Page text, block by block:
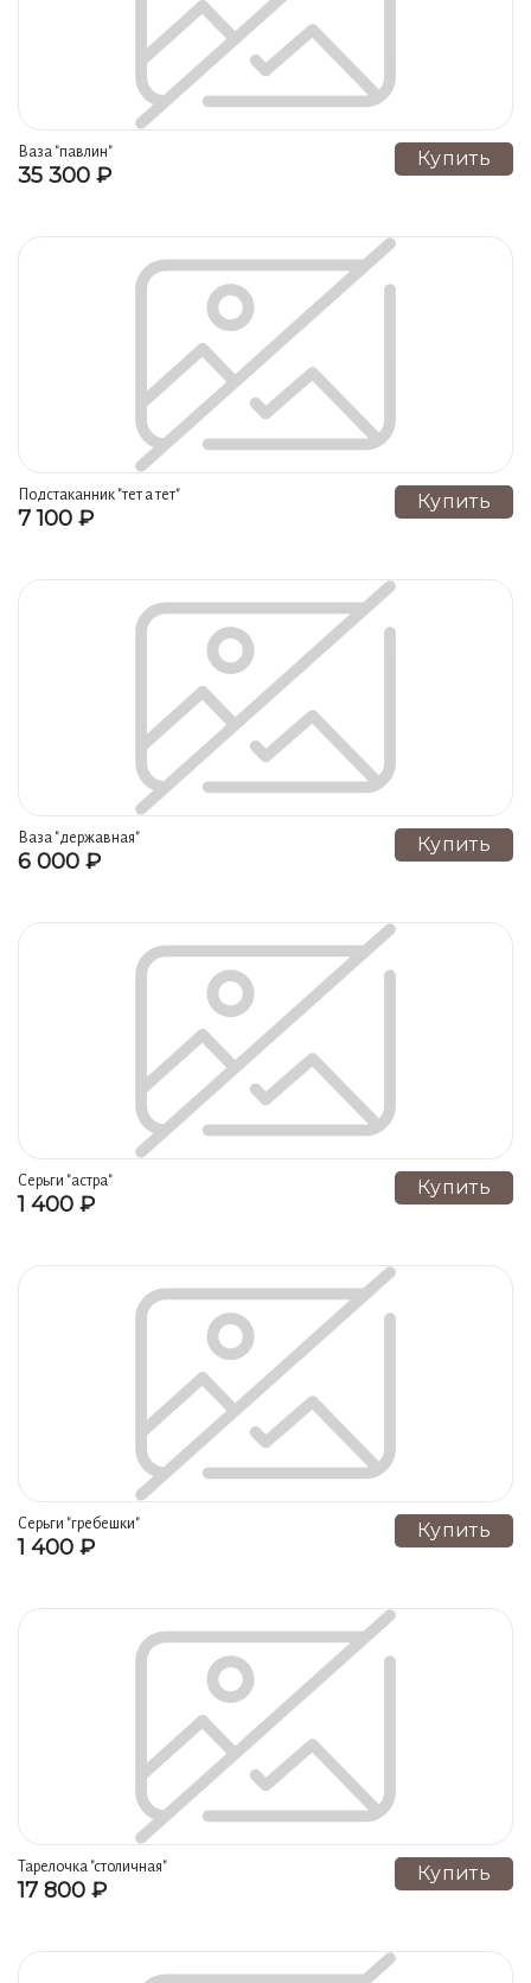
Ваза "павлин"
35 300 ₽
Купить
Подcтаканник "тет а тет"
7 100 ₽
Купить
Ваза "державная"
6 000 ₽
Купить
Cерьги "аcтра"
1 400 ₽
Купить
Cерьги "гребешки"
1 400 ₽
Купить
Тарелочка "cтоличная"
17 800 ₽
Купить